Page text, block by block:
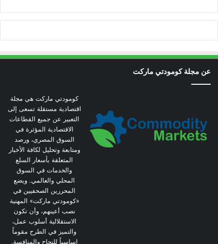
عن مجلة كومودتي ماركت
كومودتي ماركت هي مجلة
اقتصادية مستقلة تسعى إلى
التعبير عن جميع القطاعات
الاقتصادية المؤثرة في
السوق المصري، ورصد
ومتابعة وتحليل لكافة الأخبار
المتعلقة بأسعار السلع
والخدمات في السوق
المحلي والعالمي. ويضع
المحررين الصحفيين في
«كومودتي ماركت» المهنية
نصب أعينهم، وأن تكون
الاستقلالية أسلوب عمل،
والتميز في الطرح مقوماً
اساسياً للنجاح والمنافسة.